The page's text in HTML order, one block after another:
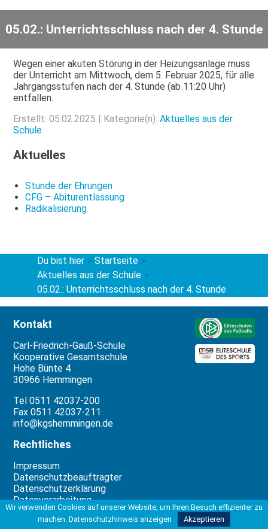
05.02.: Unterrichtsschluss nach der 4. Stunde
Wegen einer akuten Störung in der Heizungsanlage muss
der Unterricht am Mittwoch, dem 5. Februar 2025, für alle
Jahrgangsstufen nach der 4. Stunde (ab 11:20 Uhr)
entfallen.
Erstellt: 05.02.2025 | Kategorie(n):Aktuelles aus der
Schule
Aktuelles
Stunde der Ehrungen
CFG – Abiturentlassung
Radikalisierung
Du bist hier > Startseite >
Aktuelles aus der Schule >
05.02.: Unterrichtsschluss nach der 4. Stunde
Kontakt
Carl-Friedrich-Gauß-Schule
Kooperative Gesamtschule
Hohe Bünte 4
30966 Hemmingen
Tel 0511 42037-200
Fax 0511 42037-211
info@kgshemmingen.de
Rechtliches
Impressum
Datenschutzbeauftragter
Datenschutzerklärung
Datenverarbeitung
Unterstützung
Wir verwenden Cookies auf unserer Website, um Ihren Besuch effizienter zu
machen. Datenschutzhinweis anzeigen Akzeptieren